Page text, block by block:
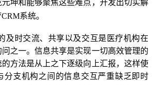
坤和能够聚焦这些难点，开发出切实解
CRM系统。
及时交流、共享以及交互是医疗机构在
之一。信息共享是实现一切高效管理的
方法是从上之下逐级向上汇报，这样使
分支机构之间的信息交互严重缺乏即时